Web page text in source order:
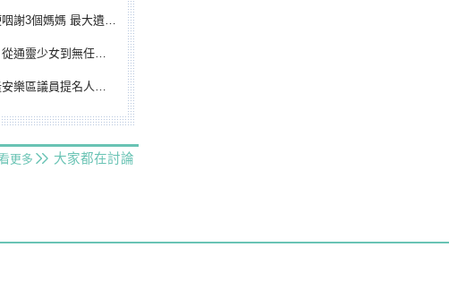
媽媽 最大遺憾無緣大聯盟
大使 劉柏君女裁判人生國際發光
人黃永翔突被除名 將另提他人
更多 大家都在討論